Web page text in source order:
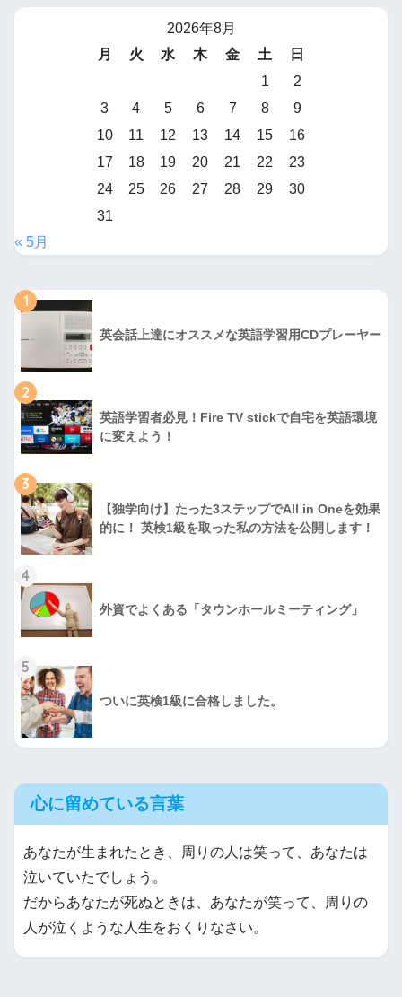
2026年8月
月
火 水 木 金 土
日
1
2
3
4 5 6 7 8
9
10
11 12 13 14 15
16
17
18 19 20 21 22
23
24
25 26 27 28 29
30
31
« 5月
1
英会話上達にオススメな英語学習用CDプレーヤー
2
英語学習者必見！Fire TV stickで自宅を英語環境
に変えよう！
3
【独学向け】たった3ステップでAll in Oneを効果
的に！ 英検1級を取った私の方法を公開します！
4
外資でよくある「タウンホールミーティング」
5
ついに英検1級に合格しました。
心に留めている言葉
あなたが生まれたとき、周りの人は笑って、あなたは
泣いていたでしょう。
だからあなたが死ぬときは、あなたが笑って、周りの
人が泣くような人生をおくりなさい。